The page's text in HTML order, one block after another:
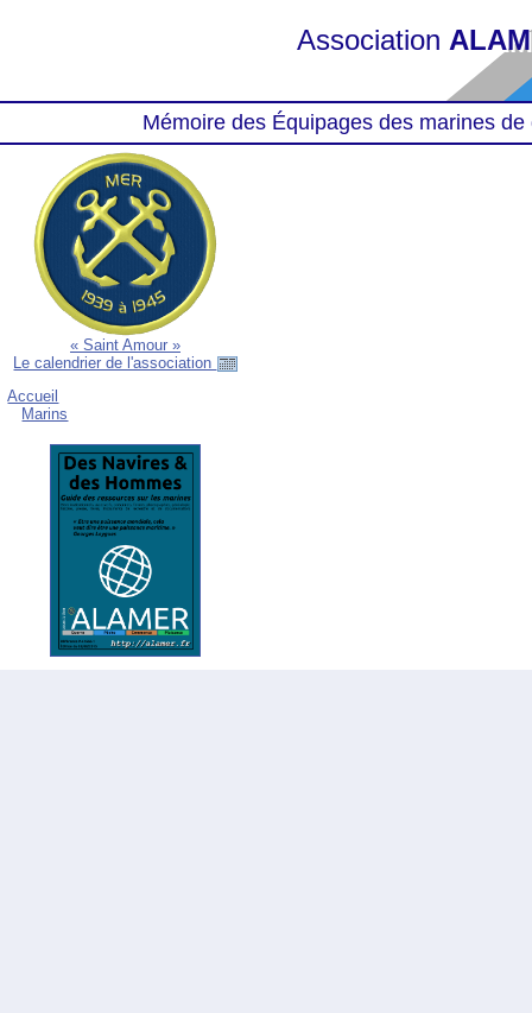
Association
Mémoire des Équipages des marines
« Saint Amour »
Le calendrier de l'association
Accueil
Marins